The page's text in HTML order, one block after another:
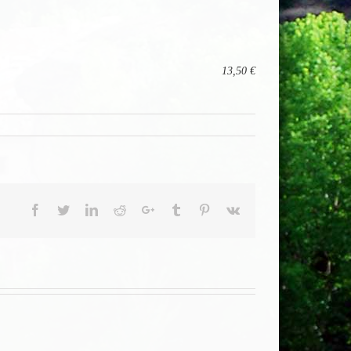
13,50 €
Facebook
TwitterLinkedIn
RedditGoogle+Tumblr Pinterest
Vk